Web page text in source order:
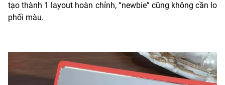
tạo thành 1 layout hoàn chỉnh, “newbie” cũng không cần lo
phối màu.